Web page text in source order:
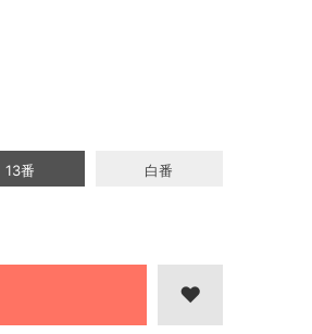
13番 白番